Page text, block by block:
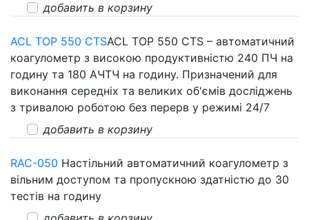
добавить в корзину
ACL TOP 550 CTSACL TOP 550 CTS – автоматичний
коагулометр з високою продуктивністю 240 ПЧ на
годину та 180 АЧТЧ на годину. Призначений для
виконання середніх та великих об'ємів досліджень
з тривалою роботою без перерв у режимі 24/7
добавить в корзину
RAC-050 Настільний автоматичний коагулометр з
вільним доступом та пропускною здатністю до 30
тестів на годину